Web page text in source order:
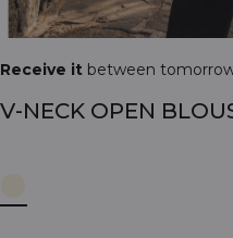
Receive it between
V-NECK OPEN